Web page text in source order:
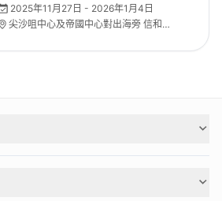
2025年11月27日 - 2026年1月4日
尖沙咀中心及帝國中心對出海旁 信和光